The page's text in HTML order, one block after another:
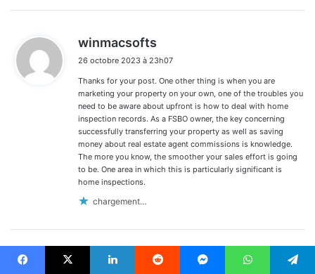
winmacsofts
t
:
26 octobre 2023 à 23h07
Thanks for your post. One other thing is when you are
marketing your property on your own, one of the troubles you
need to be aware about upfront is how to deal with home
inspection records. As a FSBO owner, the key concerning
successfully transferring your property as well as saving
money about real estate agent commissions is knowledge.
The more you know, the smoother your sales effort is going
to be. One area in which this is particularly significant is
home inspections.
chargement…
출장안마